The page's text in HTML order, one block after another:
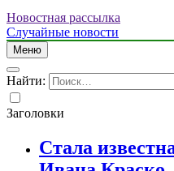
Новостная рассылка
Случайные новости
Меню
Найти:
Заголовки
Стала